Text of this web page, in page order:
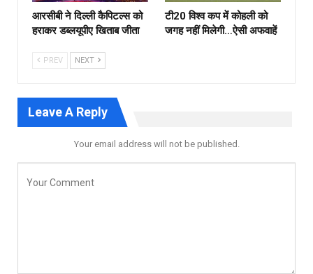
आरसीबी ने दिल्ली कैपिटल्स को
हराकर डब्लयूपीए खिताब जीता
टी20 विश्व कप में कोहली को
जगह नहीं मिलेगी…ऐसी अफवाहें
PREV NEXT
Leave A Reply
Your email address will not be published.